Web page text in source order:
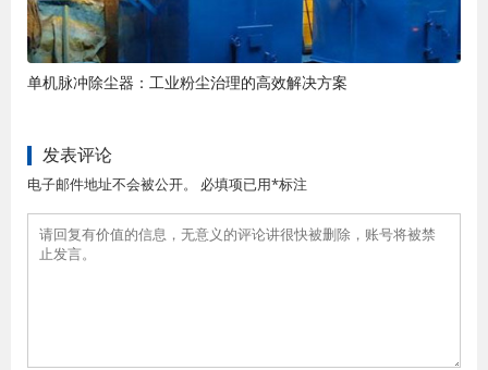
单机脉冲除尘器：工业粉尘治理的高效解决方案
发表评论
电子邮件地址不会被公开。 必填项已用*标注